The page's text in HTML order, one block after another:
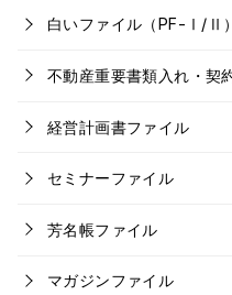
白いファイル（PF-Ⅰ/Ⅱ）
不動産重要書類入れ・契
経営計画書ファイル
セミナーファイル
芳名帳ファイル
マガジンファイル